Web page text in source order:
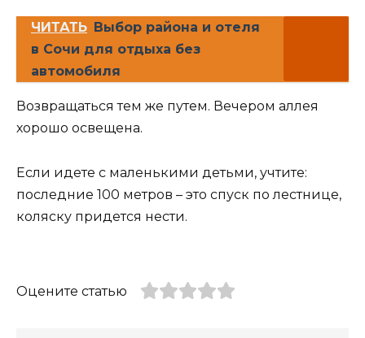
ЧИТАТЬ Выбор района и отеля
в Сочи для отдыха без
автомобиля
Возвращаться тем же путем. Вечером аллея
хорошо освещена.
Если идете с маленькими детьми, учтите:
последние 100 метров – это спуск по лестнице,
коляску придется нести.
Оцените статью